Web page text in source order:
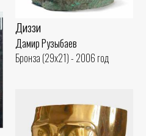
Диззи
Дамир Рузыбаев
Бронза (29x21) - 2006 год